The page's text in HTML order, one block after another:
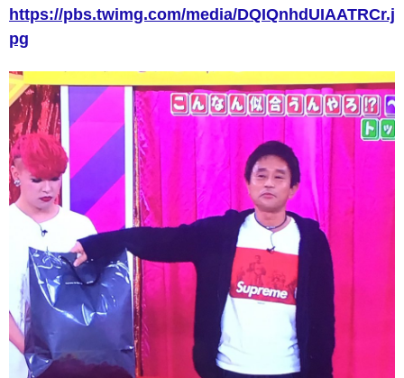
https://pbs.twimg.com/media/DQIQnhdUIAATRCr.j
pg